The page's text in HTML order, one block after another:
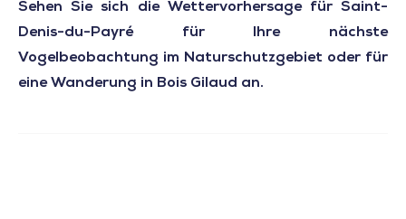
Sehen Sie sich die Wettervorhersage für Saint-
Denis-du-Payré für Ihre nächste
Vogelbeobachtung im Naturschutzgebiet oder für
eine Wanderung in Bois Gilaud an.